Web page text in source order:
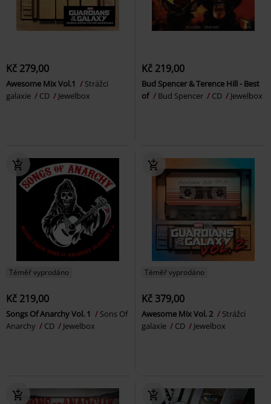
Kč 279,00
Awesome Mix Vol.1
Strážci
galaxie
CD Jewelbox
Kč 219,00
Bud Spencer & Terence Hill - Best
of
Bud Spencer CD Jewelbox
Téměř vyprodáno
Kč 219,00
Songs Of Anarchy Vol. 1
Sons Of
Anarchy
CD Jewelbox
Téměř vyprodáno
Kč 379,00
Awesome Mix Vol. 2
Strážci
galaxie
CD Jewelbox